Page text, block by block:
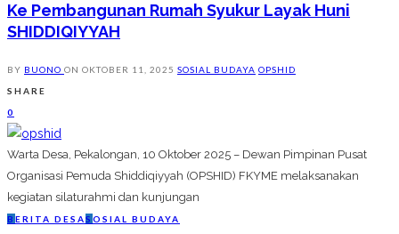
Ke Pembangunan Rumah Syukur Layak Huni
SHIDDIQIYYAH
BY BUONO ON OKTOBER 11, 2025 SOSIAL BUDAYA OPSHID
SHARE
0
Warta Desa, Pekalongan, 10 Oktober 2025 – Dewan Pimpinan Pusat
Organisasi Pemuda Shiddiqiyyah (OPSHID) FKYME melaksanakan
kegiatan silaturahmi dan kunjungan
B ERITA DESAS OSIAL BUDAYA